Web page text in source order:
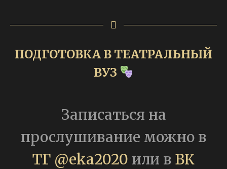
ПОДГОТОВКА В ТЕАТРАЛЬНЫЙ
ВУЗ
Записаться на
прослушивание можно в
ТГ @eka2020 или в ВК